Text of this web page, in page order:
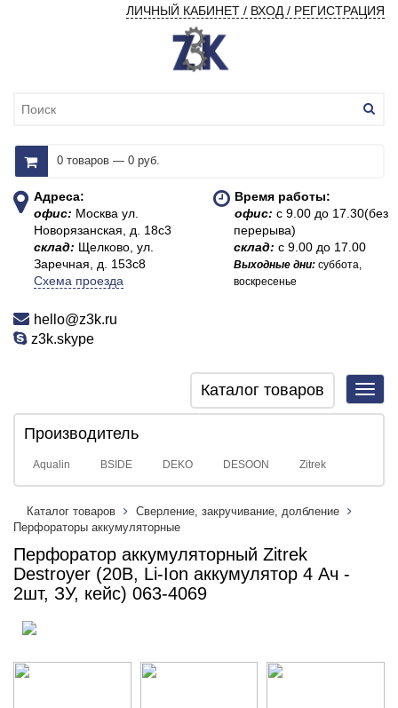
ЛИЧНЫЙ КАБИНЕТ / ВХОД / РЕГИСТРАЦИЯ
0 товаров — 0 руб.
Адреса:
офис: Москва ул.
Новорязанская, д. 18с3
склад: Щелково, ул.
Заречная, д. 153с8
Схема проезда
Время работы:
офис:с 9.00 до 17.30(без
перерыва)
склад:с 9.00 до 17.00
Выходные дни:суббота,
воскресенье
hello@z3k.ru
z3k.skype
Каталог товаров
Производитель
Aqualin BSIDE DEKO DESOON Zitrek
Каталог товаров
Сверление, закручивание, долбление
Перфораторы аккумуляторные
Перфоратор аккумуляторный Zitrek
Destroyer (20В, Li-Ion аккумулятор 4 Ач -
2шт, ЗУ, кейс) 063-4069